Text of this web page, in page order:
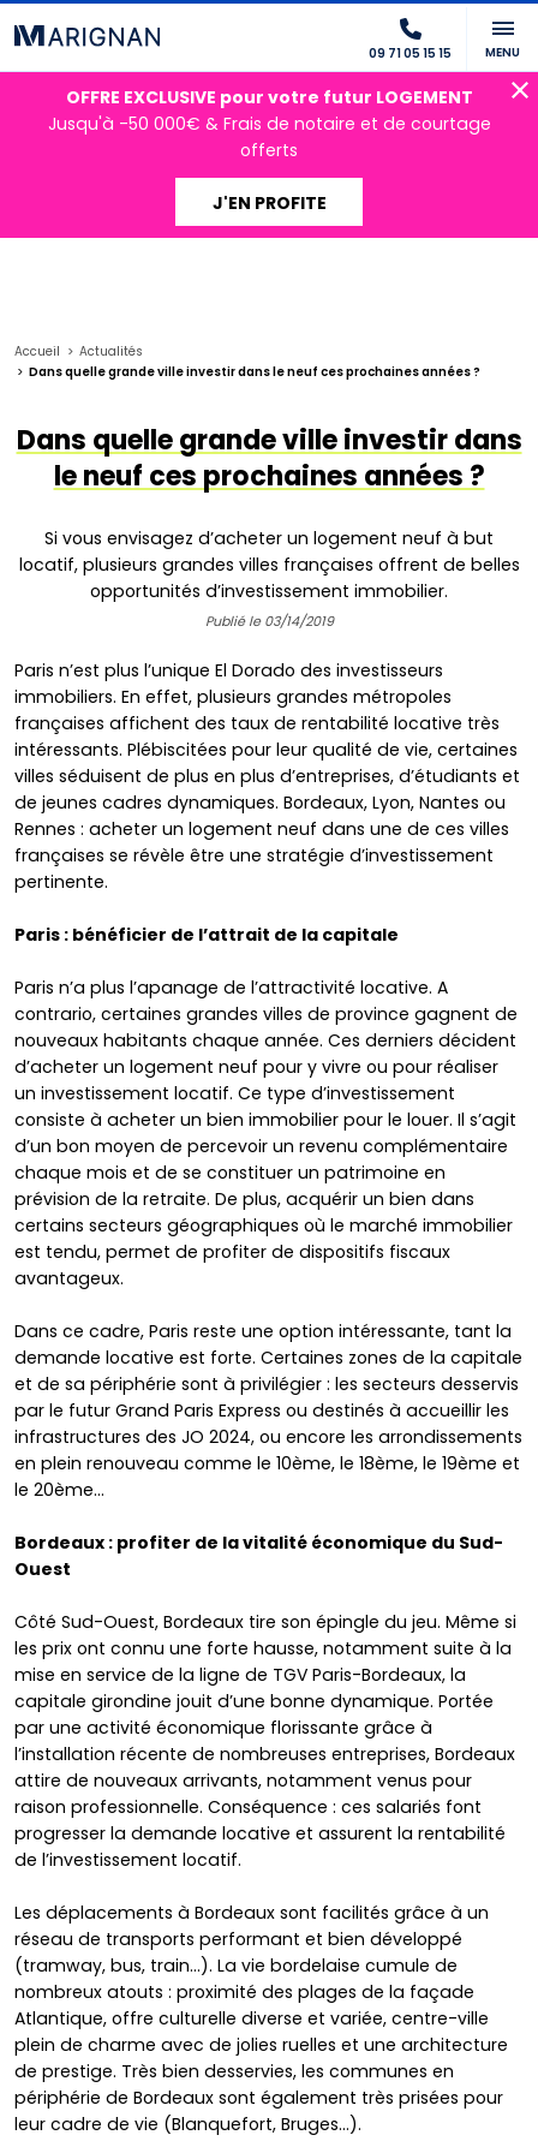
09 71 05 15 15 MENU
OFFRE EXCLUSIVE pour votre futur LOGEMENT
Jusqu'à -50 000€ & Frais de notaire et de courtage
offerts
J'EN PROFITE
Accueil
Actualités
Dans quelle grande ville investir dans le neuf ces prochaines années ?
Dans quelle grande ville investir dans
le neuf ces prochaines années ?
Si vous envisagez d’acheter un logement neuf à but
locatif, plusieurs grandes villes françaises offrent de belles
opportunités d’investissement immobilier.
Publié le 03/14/2019
Paris n’est plus l’unique El Dorado des investisseurs
immobiliers. En effet, plusieurs grandes métropoles
françaises affichent des taux de rentabilité locative très
intéressants. Plébiscitées pour leur qualité de vie, certaines
villes séduisent de plus en plus d’entreprises, d’étudiants et
de jeunes cadres dynamiques. Bordeaux, Lyon, Nantes ou
Rennes : acheter un logement neuf dans une de ces villes
françaises se révèle être une stratégie d’investissement
pertinente.
Paris : bénéficier de l’attrait de la capitale
Paris n’a plus l’apanage de l’attractivité locative. A
contrario, certaines grandes villes de province gagnent de
nouveaux habitants chaque année. Ces derniers décident
d’acheter un logement neuf pour y vivre ou pour réaliser
un investissement locatif. Ce type d’investissement
consiste à acheter un bien immobilier pour le louer. Il s’agit
d’un bon moyen de percevoir un revenu complémentaire
chaque mois et de se constituer un patrimoine en
prévision de la retraite. De plus, acquérir un bien dans
certains secteurs géographiques où le marché immobilier
est tendu, permet de profiter de dispositifs fiscaux
avantageux.
Dans ce cadre, Paris reste une option intéressante, tant la
demande locative est forte. Certaines zones de la capitale
et de sa périphérie sont à privilégier : les secteurs desservis
par le futur Grand Paris Express ou destinés à accueillir les
infrastructures des JO 2024, ou encore les arrondissements
en plein renouveau comme le 10ème, le 18ème, le 19ème et
le 20ème…
Bordeaux : profiter de la vitalité économique du Sud-
Ouest
Côté Sud-Ouest, Bordeaux tire son épingle du jeu. Même si
les prix ont connu une forte hausse, notamment suite à la
mise en service de la ligne de TGV Paris-Bordeaux, la
capitale girondine jouit d’une bonne dynamique. Portée
par une activité économique florissante grâce à
l’installation récente de nombreuses entreprises, Bordeaux
attire de nouveaux arrivants, notamment venus pour
raison professionnelle. Conséquence : ces salariés font
progresser la demande locative et assurent la rentabilité
de l’investissement locatif.
Les déplacements à Bordeaux sont facilités grâce à un
réseau de transports performant et bien développé
(tramway, bus, train…). La vie bordelaise cumule de
nombreux atouts : proximité des plages de la façade
Atlantique, offre culturelle diverse et variée, centre-ville
plein de charme avec de jolies ruelles et une architecture
de prestige. Très bien desservies, les communes en
périphérie de Bordeaux sont également très prisées pour
leur cadre de vie (Blanquefort, Bruges...).